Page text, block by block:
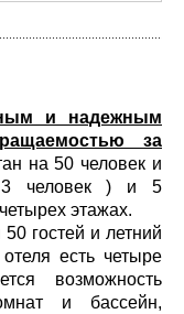
и надежным
за
на 50 человек и
человек ) и 5
этажах.
гостей и летний
есть четыре
возможность
и бассейн,